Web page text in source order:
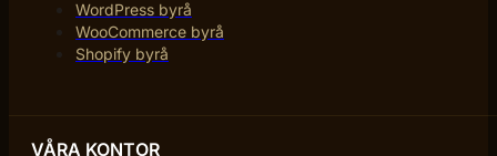
WordPress byrå
WooCommerce byrå
Shopify byrå
VÅRA KONTOR